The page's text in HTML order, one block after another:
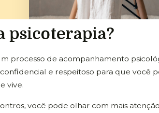
psicoterapia?
processo de acompanhamento
e respeitoso para que você
vive.
você pode olhar com mais